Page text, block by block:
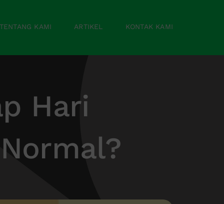
KAMI ARTIKEL KONTAK KAMI
Hari